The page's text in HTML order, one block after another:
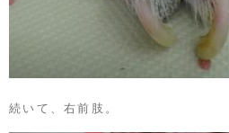
続いて、右前肢。